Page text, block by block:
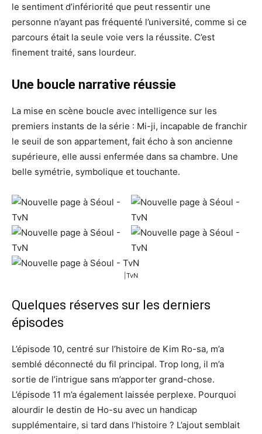
le sentiment d’infériorité que peut ressentir une
personne n’ayant pas fréquenté l’université, comme si ce
parcours était la seule voie vers la réussite. C’est
finement traité, sans lourdeur.
Une boucle narrative réussie
La mise en scène boucle avec intelligence sur les
premiers instants de la série : Mi-ji, incapable de franchir
le seuil de son appartement, fait écho à son ancienne
supérieure, elle aussi enfermée dans sa chambre. Une
belle symétrie, symbolique et touchante.
|TvN
Quelques réserves sur les derniers
épisodes
L’épisode 10, centré sur l’histoire de Kim Ro-sa, m’a
semblé déconnecté du fil principal. Trop long, il m’a
sortie de l’intrigue sans m’apporter grand-chose.
L’épisode 11 m’a également laissée perplexe. Pourquoi
alourdir le destin de Ho-su avec un handicap
supplémentaire, si tard dans l’histoire ? L’ajout semblait